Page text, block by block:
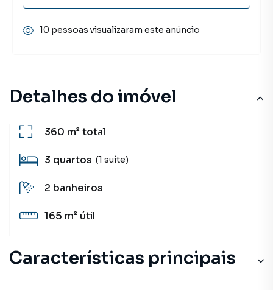
Detalhes do imóvel
360 m²total
3 quartos (1 suíte)
2 banheiros
165 m² útil
Características principais
10 pessoas visualizaram este anúncio